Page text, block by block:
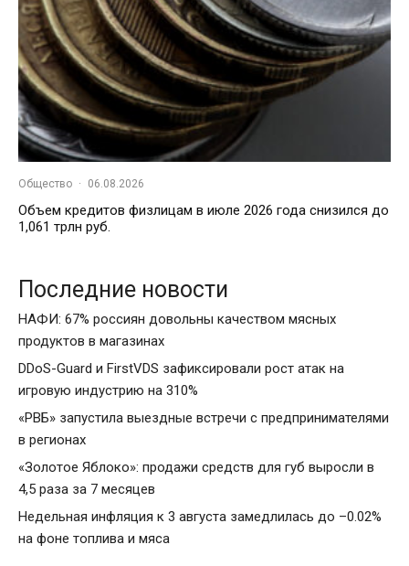
Общество · 06.08.2026
Объем кредитов физлицам в июле 2026 года снизился до
1,061 трлн руб.
Последние новости
НАФИ: 67% россиян довольны качеством мясных
продуктов в магазинах
DDoS-Guard и FirstVDS зафиксировали рост атак на
игровую индустрию на 310%
«РВБ» запустила выездные встречи с предпринимателями
в регионах
«Золотое Яблоко»: продажи средств для губ выросли в
4,5 раза за 7 месяцев
Недельная инфляция к 3 августа замедлилась до –0.02%
на фоне топлива и мяса